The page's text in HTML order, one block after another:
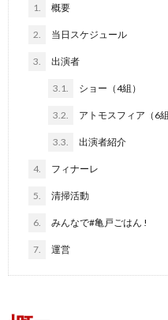
1. 概要
2. 当日スケジュール
3. 出演者
3.1. ショー（4組）
3.2. アトモスフィア（6組
3.3. 出演者紹介
4. フィナーレ
5. 清掃活動
6. みんなで#亀戸ごはん !
7. 運営